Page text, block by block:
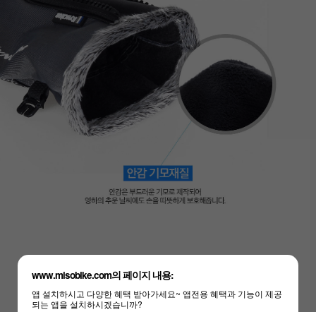
www.misobike.com의 페이지 내용:
앱 설치하시고 다양한 혜택 받아가세요~ 앱전용 혜택과 기능이 제공
되는 앱을 설치하시겠습니까?